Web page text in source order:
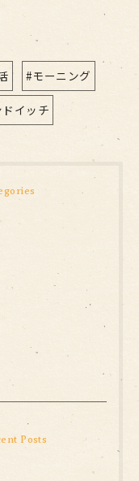
#モーニング
イッチ
Posts